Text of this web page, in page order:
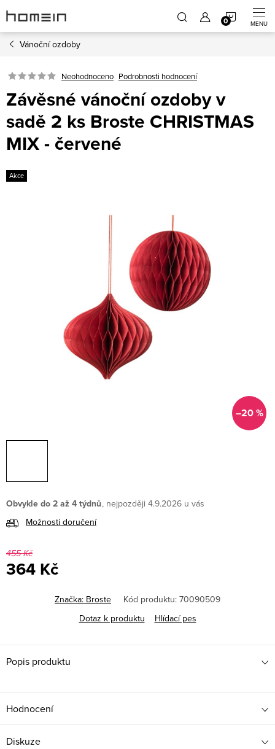
na
obsah
Vánoční ozdoby
Neohodnoceno Podrobnosti hodnocení
Závěsné vánoční ozdoby v
sadě 2 ks Broste CHRISTMAS
MIX - červené
Akce
–20 %
Obvykle do 2 až 4 týdnů
4.9.2026
Možnosti doručení
455 Kč
364 Kč
Značka: Broste Kód produktu: 70090509
Dotaz k produktu
Hlídací pes
Popis produktu
Hodnocení
Diskuze